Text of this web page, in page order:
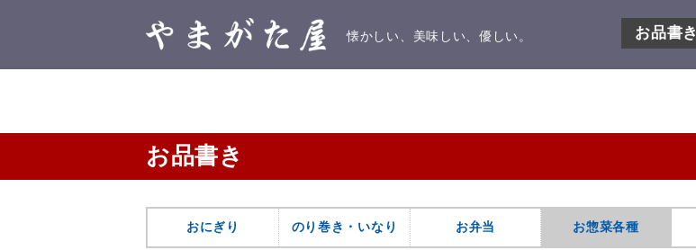
懐かしい、美味しい、優しい。 お品書き
お品書き
おにぎり のり巻き・いなり お弁当 お惣菜各種